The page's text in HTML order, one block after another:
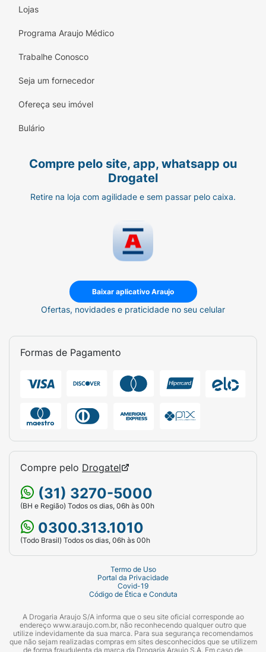
perfumado por mais tempo.
Uso Geral: Ideal para residências,
Aromatizante
120ml
Rendimento:Para 10 Litros de Água
Notificação ANVISA:Nº
25351480243202365.
Lojas
Programa Araujo Médico
Trabalhe Conosco
Seja um fornecedor
Ofereça seu imóvel
Bulário
Compre pelo site, app, whatsapp ou
Drogatel
Retire na loja com agilidade e sem passar pelo caixa.
Baixar aplicativo Araujo
Ofertas, novidades e praticidade no seu celular
Formas de Pagamento
Compre pelo Drogatel
(31) 3270-5000
(BH e Região) Todos os dias, 06h às 00h
0300.313.1010
(Todo Brasil) Todos os dias, 06h às 00h
Termo de Uso
Portal da Privacidade
Covid-19
Código de Ética e Conduta
A Drogaria Araujo S/A informa que o seu site oficial corresponde ao
endereço www.araujo.com.br, não reconhecendo qualquer outro que
utilize indevidamente da sua marca. Para sua segurança recomendamos
que não sejam realizadas compras em sites desconhecidos que se utilizem
de forma fraudulenta da marca da Drogaria Araujo S.A. Em caso de